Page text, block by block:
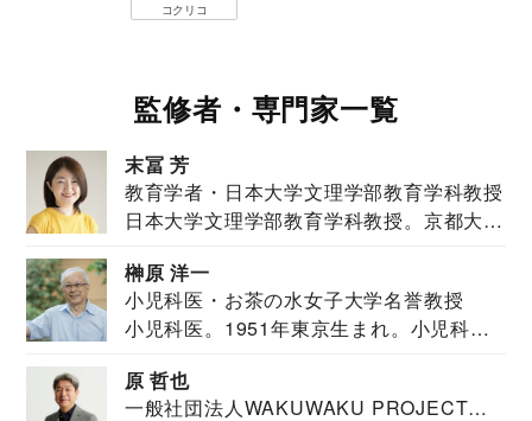
コクリコ
監修者・専門家一覧
末冨 芳
教育学者・日本大学文理学部教育学科教授
日本大学文理学部教育学科教授。京都大学
榊原 洋一
小児科医・お茶の水女子大学名誉教授
小児科医。1951年東京生まれ。小児科
原 哲也
一般社団法人WAKUWAKU PROJECT